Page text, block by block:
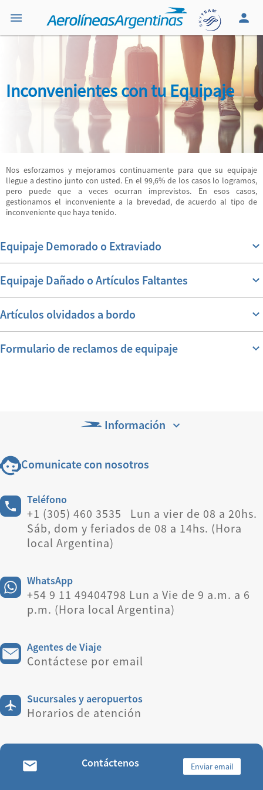
Inconvenientes con tu Equipaje
Nos esforzamos y mejoramos continuamente para que su equipaje
llegue a destino junto con usted. En el 99,6% de los casos lo logramos,
pero puede que a veces ocurran imprevistos. En esos casos,
gestionamos el inconveniente a la brevedad, de acuerdo al tipo de
inconveniente que haya tenido.
Equipaje Demorado o Extraviado
Equipaje Dañado o Artículos Faltantes
Artículos olvidados a bordo
Formulario de reclamos de equipaje
Información
Comunicate con nosotros
Teléfono
+1 (305) 460 3535 Lun a vier de 08 a 20hs.
Sáb, dom y feriados de 08 a 14hs. (Hora
local Argentina)
WhatsApp
+54 9 11 49404798 Lun a Vie de 9 a.m. a 6
p.m. (Hora local Argentina)
Agentes de Viaje
Contáctese por email
Sucursales y aeropuertos
Horarios de atención
Contáctenos Enviar email